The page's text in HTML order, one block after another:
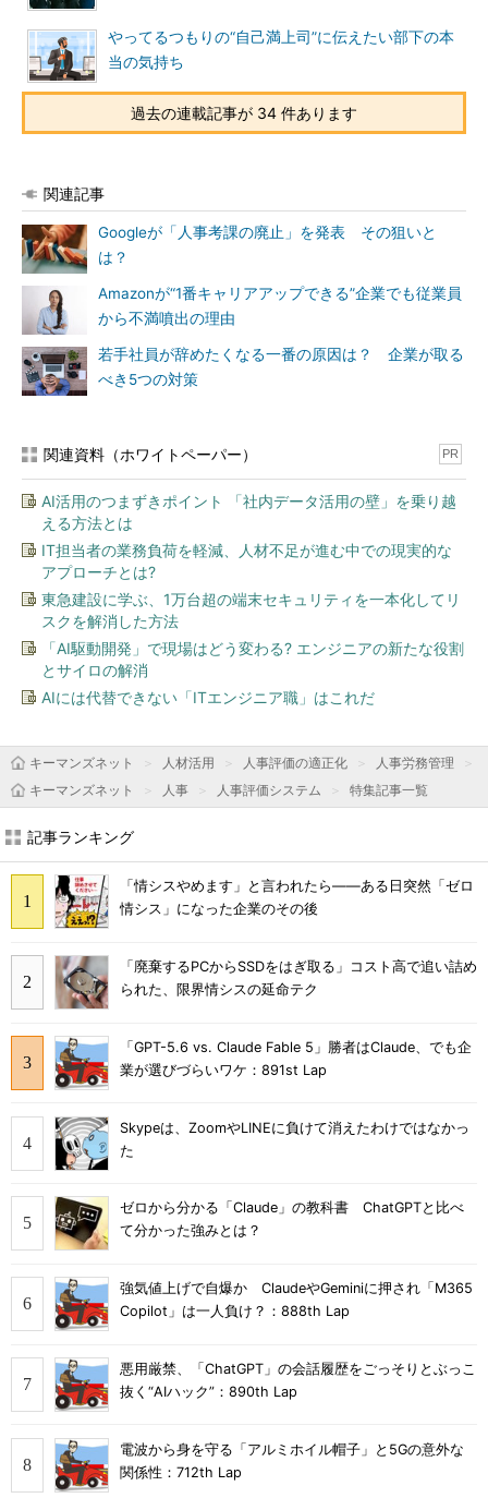
やってるつもりの“自己満上司”に伝えたい部下の本
当の気持ち
過去の連載記事が 34 件あります
関連記事
Googleが「人事考課の廃止」を発表 その狙いと
は？
Amazonが“1番キャリアアップできる”企業でも従業員
から不満噴出の理由
若手社員が辞めたくなる一番の原因は？ 企業が取る
べき5つの対策
関連資料（ホワイトペーパー） PR
AI活用のつまずきポイント 「社内データ活用の壁」を乗り越
える方法とは
IT担当者の業務負荷を軽減、人材不足が進む中での現実的な
アプローチとは?
東急建設に学ぶ、1万台超の端末セキュリティを一本化してリ
スクを解消した方法
「AI駆動開発」で現場はどう変わる? エンジニアの新たな役割
とサイロの解消
AIには代替できない「ITエンジニア職」はこれだ
キーマンズネット 人材活用 人事評価の適正化 人事労務管理
キーマンズネット
人事 人事評価システム 特集記事一覧
記事ランキング
「情シスやめます」と言われたら――ある日突然「ゼロ
情シス」になった企業のその後
「廃棄するPCからSSDをはぎ取る」コスト高で追い詰め
られた、限界情シスの延命テク
「GPT-5.6 vs. Claude Fable 5」勝者はClaude、でも企
業が選びづらいワケ：891st Lap
Skypeは、ZoomやLINEに負けて消えたわけではなかっ
た
ゼロから分かる「Claude」の教科書 ChatGPTと比べ
て分かった強みとは？
強気値上げで自爆か ClaudeやGeminiに押され「M365
Copilot」は一人負け？：888th Lap
悪用厳禁、「ChatGPT」の会話履歴をごっそりとぶっこ
抜く“AIハック”：890th Lap
電波から身を守る「アルミホイル帽子」と5Gの意外な
関係性：712th Lap